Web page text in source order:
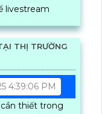
livestream
THỊ TRƯỜNG
4:39:06 PM
thiết trong